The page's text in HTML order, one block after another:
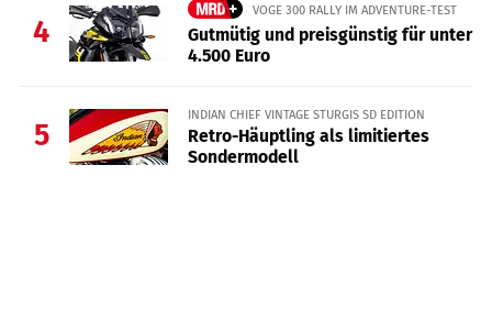
4
VOGE 300 RALLY IM ADVENTURE-TEST
Gutmütig und preisgünstig für unter
4.500 Euro
5
INDIAN CHIEF VINTAGE STURGIS SD EDITION
Retro-Häuptling als limitiertes
Sondermodell